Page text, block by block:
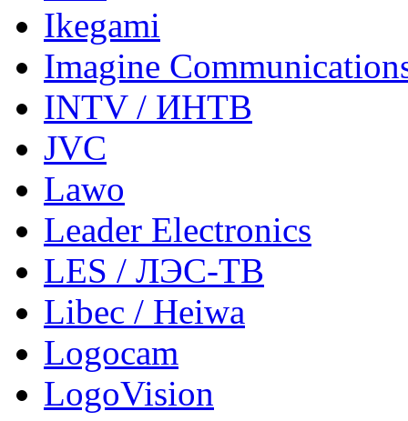
Ikegami
Imagine
INTV / ИНТВ
JVC
Lawo
Leader Electronics
LES / ЛЭС-ТВ
Libec / Heiwa
Logocam
LogoVision